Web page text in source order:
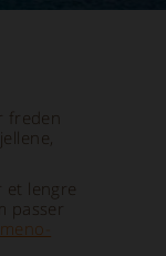
freden
et lengre
passer